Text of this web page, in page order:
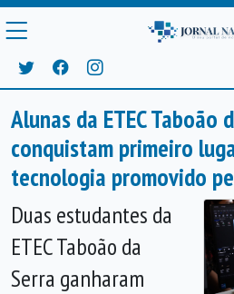
Alunas da ETEC Taboão
conquistam primeiro
tecnologia promovido
Duas estudantes da
ETEC Taboão da
Serra ganharam